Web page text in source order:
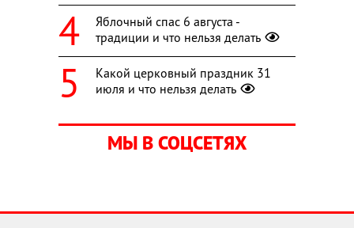
Яблочный спас 6 августа -
традиции и что нельзя делать
Какой церковный праздник 31
июля и что нельзя делать
МЫ В СОЦСЕТЯХ